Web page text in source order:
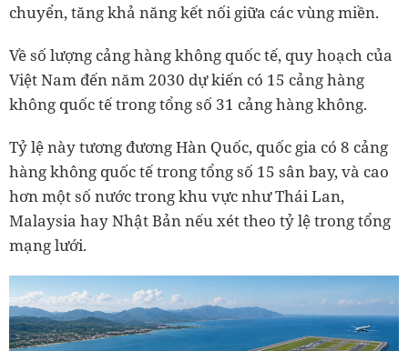
chuyển, tăng khả năng kết nối giữa các vùng miền.
Về số lượng cảng hàng không quốc tế, quy hoạch của
Việt Nam đến năm 2030 dự kiến có 15 cảng hàng
không quốc tế trong tổng số 31 cảng hàng không.
Tỷ lệ này tương đương Hàn Quốc, quốc gia có 8 cảng
hàng không quốc tế trong tổng số 15 sân bay, và cao
hơn một số nước trong khu vực như Thái Lan,
Malaysia hay Nhật Bản nếu xét theo tỷ lệ trong tổng
mạng lưới.